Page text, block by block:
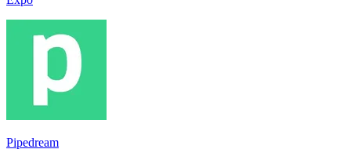
Pipedream